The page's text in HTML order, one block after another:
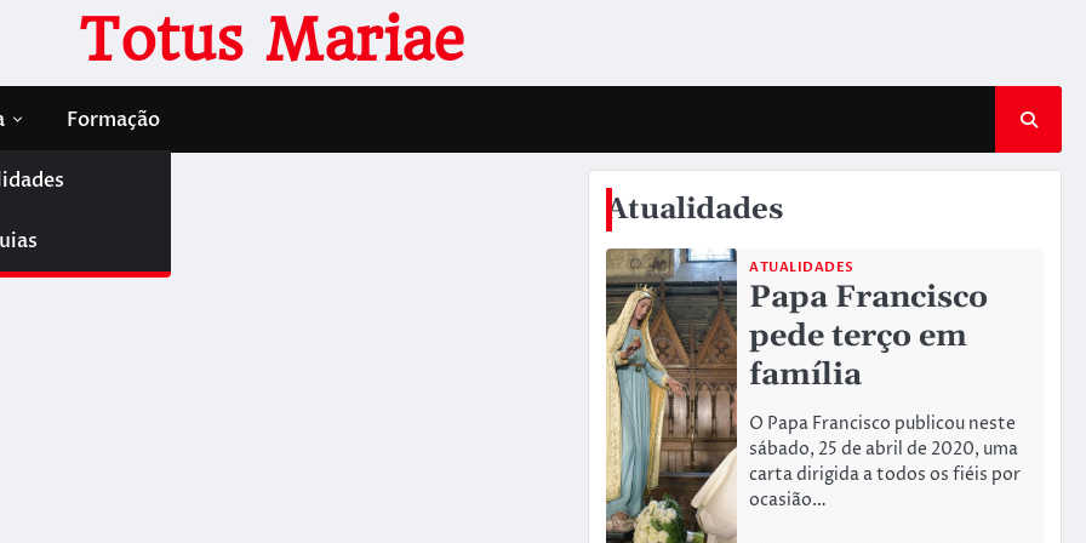
Totus Mariae
Formação
Atualidades
ATUALIDADES
Papa Francisco
pede terço em
família
O Papa Francisco publicou neste
sábado, 25 de abril de 2020, uma
carta dirigida a todos os fiéis por
ocasião…